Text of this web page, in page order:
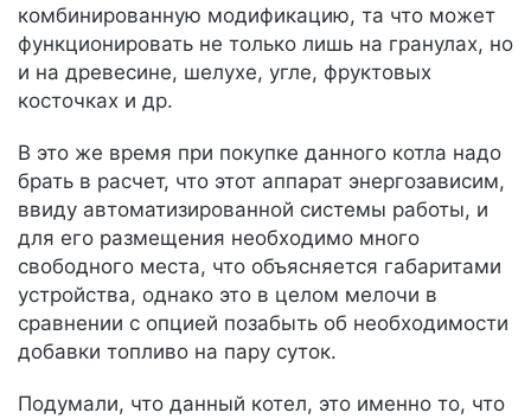
комбинированную модификацию, та что может
функционировать не только лишь на гранулах, но
и на древесине, шелухе, угле, фруктовых
косточках и др.
В это же время при покупке данного котла надо
брать в расчет, что этот аппарат энергозависим,
ввиду автоматизированной системы работы, и
для его размещения необходимо много
свободного места, что объясняется габаритами
устройства, однако это в целом мелочи в
сравнении с опцией позабыть об необходимости
добавки топливо на пару суток.
Подумали, что данный котел, это именно то, что